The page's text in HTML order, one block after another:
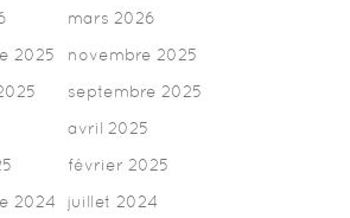
mars 2026
2025
novembre 2025
septembre 2025
avril 2025
février 2025
2024
juillet 2024